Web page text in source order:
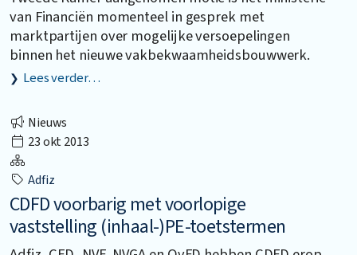
van Financiën momenteel in gesprek met
marktpartijen over mogelijke versoepelingen
binnen het nieuwe vakbekwaamheidsbouwwerk.
Lees verder…
Nieuws
23 okt 2013
Adfiz
CDFD voorbarig met voorlopige
vaststelling (inhaal-)PE-toetstermen